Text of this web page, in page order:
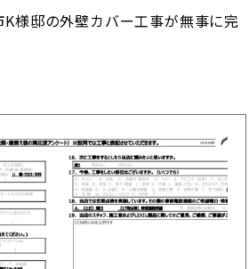
様邸の外壁カバー工事が無事に完